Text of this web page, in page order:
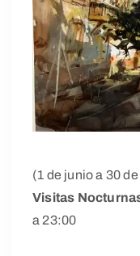
(1 de junio a 30
Visitas
a 23:00